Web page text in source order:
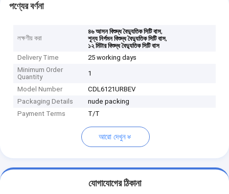
পণ্যের বর্ণনা
লক্ষণীয় করা
৪৬ আসন বিশুদ্ধ বৈদ্যুতিক সিটি বাস,
শূন্য নির্গমন বিশুদ্ধ বৈদ্যুতিক সিটি বাস,
১২ মিটার বিশুদ্ধ বৈদ্যুতিক সিটি বাস
Delivery Time
25 working days
Minimum Order
Quantity
1
Model Number
CDL6121URBEV
Packaging Details
nude packing
Payment Terms
T/T
আরো দেখুন
যোগাযোগের ঠিকানা